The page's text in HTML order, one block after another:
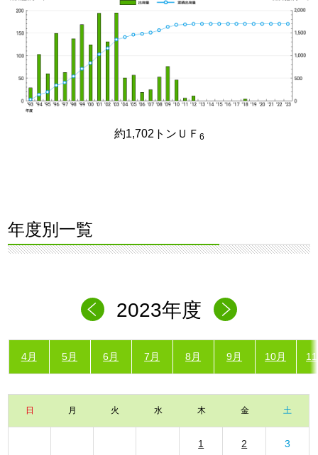
約1,702トンＵＦ 6
年度別一覧
2023年度
4月 5月 6月 7月 8月 9月 10月
日 月 火 水 木 金 土
1 2 3